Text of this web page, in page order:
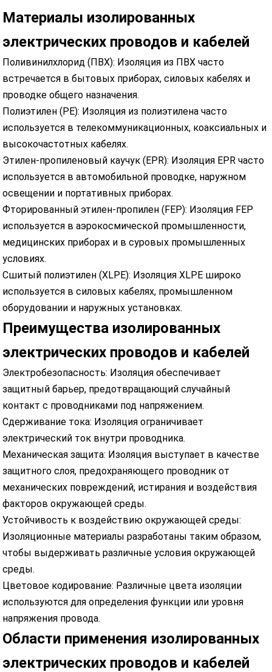
Материалы изолированных
электрических проводов и кабелей
Поливинилхлорид (ПВХ): Изоляция из ПВХ часто
встречается в бытовых приборах, силовых кабелях и
проводке общего назначения.
Полиэтилен (PE): Изоляция из полиэтилена часто
используется в телекоммуникационных, коаксиальных и
высокочастотных кабелях.
Этилен-пропиленовый каучук (EPR): Изоляция EPR часто
используется в автомобильной проводке, наружном
освещении и портативных приборах.
Фторированный этилен-пропилен (FEP): Изоляция FEP
используется в аэрокосмической промышленности,
медицинских приборах и в суровых промышленных
условиях.
Сшитый полиэтилен (XLPE): Изоляция XLPE широко
используется в силовых кабелях, промышленном
оборудовании и наружных установках.
Преимущества изолированных
электрических проводов и кабелей
Электробезопасность: Изоляция обеспечивает
защитный барьер, предотвращающий случайный
контакт с проводниками под напряжением.
Сдерживание тока: Изоляция ограничивает
электрический ток внутри проводника.
Механическая защита: Изоляция выступает в качестве
защитного слоя, предохраняющего проводник от
механических повреждений, истирания и воздействия
факторов окружающей среды.
Устойчивость к воздействию окружающей среды:
Изоляционные материалы разработаны таким образом,
чтобы выдерживать различные условия окружающей
среды.
Цветовое кодирование: Различные цвета изоляции
используются для определения функции или уровня
напряжения провода.
Области применения изолированных
электрических проводов и кабелей